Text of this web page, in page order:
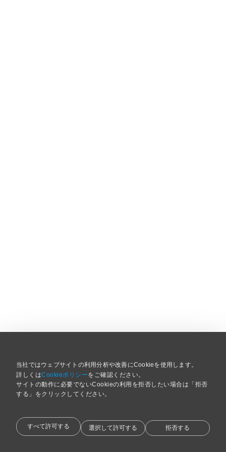
当社ではウェブサイトの利用分析や改善にCookieを使用します。
詳しくはCookieポリシーをご確認ください。
サイトの動作に必要でないCookieの利用を拒否したい場合は「拒否
する」をクリックしてください。
すべて許可する 選択して許可する 拒否する